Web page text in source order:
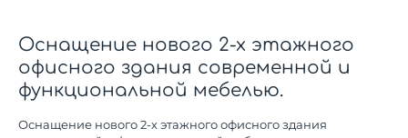
Оснащение нового 2-х этажного
офисного здания современной и
функциональной мебелью.
Оснащение нового 2-х этажного офисного здания